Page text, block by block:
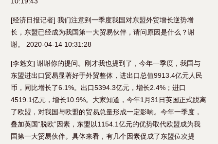
[经济日报记者] 我们注意到一季度我国对东盟外贸增长逆势增
长，东盟已经成为我国第一大贸易伙伴，请问原因是什么？谢
谢。 2020-04-14 10:31:28
[李魁文] 谢谢你的提问。刚才我也提到了，今年一季度，我国与
东盟进出口贸易显著好于外贸整体，进出口总值9913.4亿元人民
币，同比增长了6.1%。出口5394.3亿元，增长2.4%；进口
4519.1亿元，增长10.9%。大家知道，今年1月31日英国正式脱离
了欧盟，对我国与欧盟的贸易总量形成一定影响。今年一季度，
叠加英国“脱欧”因素，东盟以1154.1亿元的优势取代欧盟成为我
国第一大贸易伙伴。具体来看，有几个因素促成了东盟位次提